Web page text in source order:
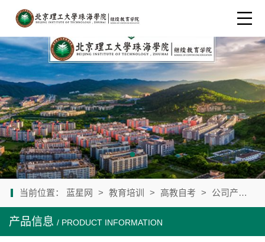
当前位置： 蓝星网 > 教育培训 > 高教自考 > 公司产品
产品信息 / PRODUCT INFORMATION